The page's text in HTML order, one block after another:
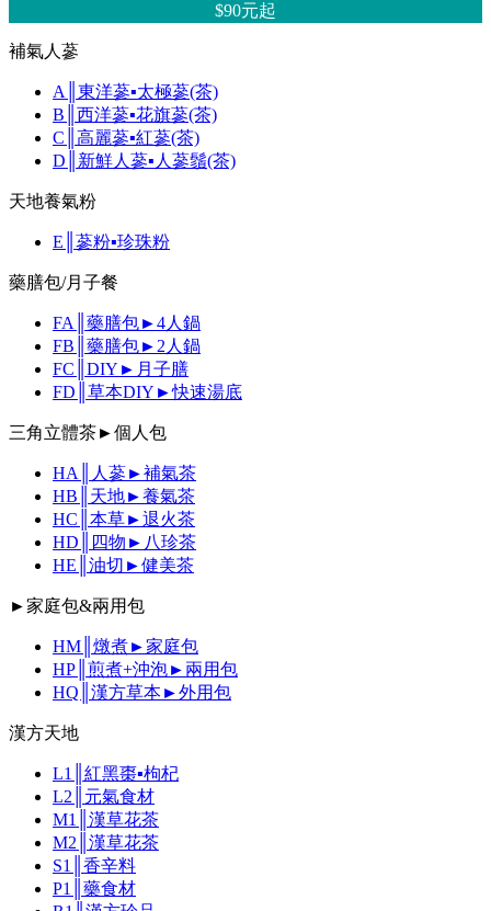
$90元起
補氣人蔘
A║東洋蔘▪太極蔘(茶)
B║西洋蔘▪花旗蔘(茶)
C║高麗蔘▪紅蔘(茶)
D║新鮮人蔘▪人蔘鬚(茶)
天地養氣粉
E║蔘粉▪珍珠粉
藥膳包/月子餐
FA║藥膳包►4人鍋
FB║藥膳包►2人鍋
FC║DIY►月子膳
FD║草本DIY►快速湯底
三角立體茶►個人包
HA║人蔘►補氣茶
HB║天地►養氣茶
HC║本草►退火茶
HD║四物►八珍茶
HE║油切►健美茶
►家庭包&兩用包
HM║燉煮►家庭包
HP║煎煮+沖泡►兩用包
HQ║漢方草本►外用包
漢方天地
L1║紅黑棗▪枸杞
L2║元氣食材
M1║漢草花茶
M2║漢草花茶
S1║香辛料
P1║藥食材